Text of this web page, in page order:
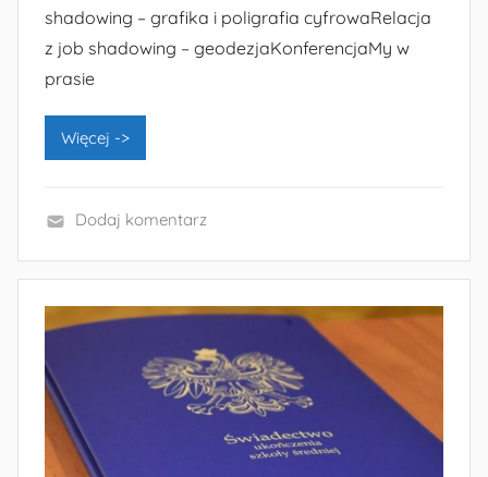
shadowing – grafika i poligrafia cyfrowaRelacja
z job shadowing – geodezjaKonferencjaMy w
prasie
Więcej ->
e
z
k
a
t
g
Dodaj komentarz